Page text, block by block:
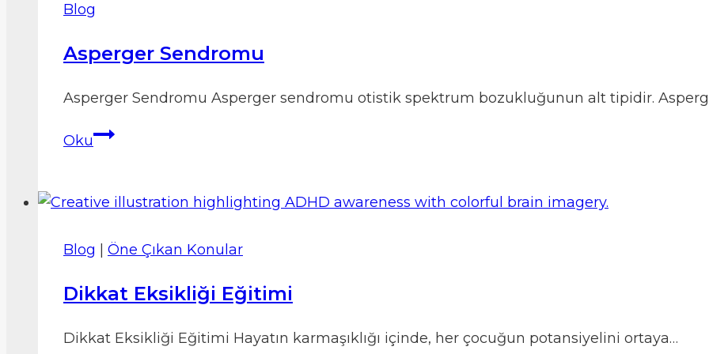
Blog
Asperger Sendromu
Asperger Sendromu Asperger sendromu otistik spektrum bozukluğunun alt tipidir.
OkuAsperger
Blog Öne Çıkan Konular
Dikkat Eksikliği Eğitimi
Dikkat Eksikliği Eğitimi Hayatın karmaşıklığı içinde, her çocuğun potansiyelini ortaya…